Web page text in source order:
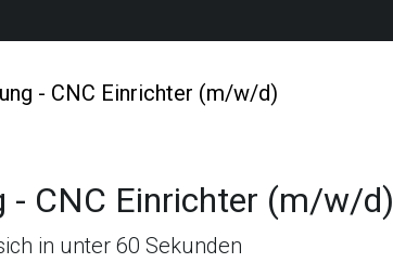
- CNC Einrichter (m/w/d)
in unter 60 Sekunden